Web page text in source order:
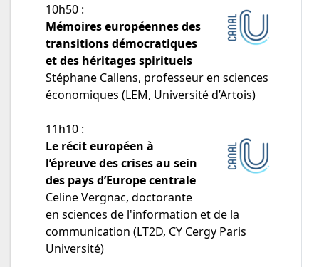
10h50 :
Mémoires européennes des
transitions démocratiques
et des héritages spirituels
Stéphane Callens, professeur en sciences
économiques (LEM, Université d’Artois)
11h10 :
Le récit européen à
l’épreuve des crises au sein
des pays d’Europe centrale
Celine Vergnac, doctorante
en sciences de l'information et de la
communication (LT2D, CY Cergy Paris
Université)